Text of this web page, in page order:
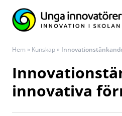
Hem » Kunskap»
innovativa